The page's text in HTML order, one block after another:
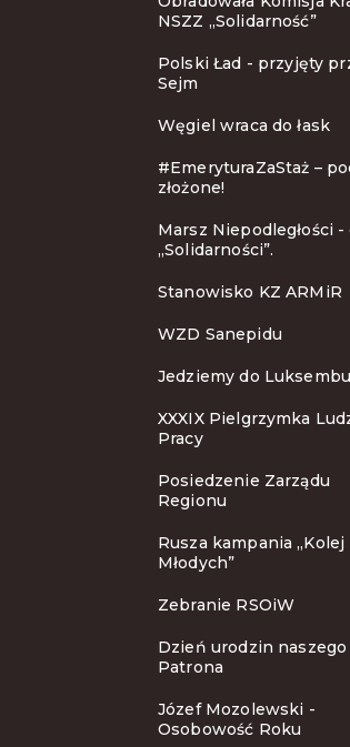
NSZZ „Solidarność”
Polski Ład - przyjęty
Sejm
Węgiel wraca do łask
#EmeryturaZaStaż –
złożone!
Marsz Niepodległości -
„Solidarności”.
Stanowisko KZ ARMiR
WZD Sanepidu
Jedziemy do
XXXIX Pielgrzymka
Pracy
Posiedzenie Zarządu
Regionu
Rusza kampania „Kolej
Młodych”
Zebranie RSOiW
Dzień urodzin naszego
Patrona
Józef Mozolewski -
Osobowość Roku